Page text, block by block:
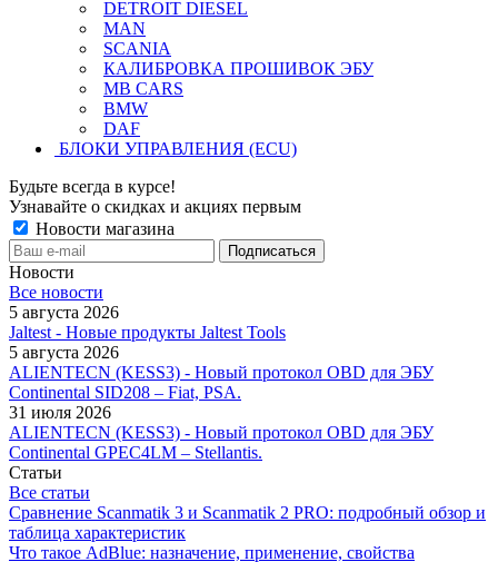
DETROIT DIESEL
MAN
SCANIA
КАЛИБРОВКА ПРОШИВОК ЭБУ
MB CARS
BMW
DAF
БЛОКИ УПРАВЛЕНИЯ (ECU)
Будьте всегда в курсе!
Узнавайте о скидках и акциях первым
Новости магазина
Новости
Все новости
5 августа 2026
Jaltest - Новые продукты Jaltest Tools
5 августа 2026
ALIENTECN (KESS3) - Новый протокол OBD для ЭБУ
Continental SID208 – Fiat, PSA.
31 июля 2026
ALIENTECN (KESS3) - Новый протокол OBD для ЭБУ
Continental GPEC4LM – Stellantis.
Статьи
Все статьи
Сравнение Scanmatik 3 и Scanmatik 2 PRO: подробный обзор и
таблица характеристик
Что такое AdBlue: назначение, применение, свойства